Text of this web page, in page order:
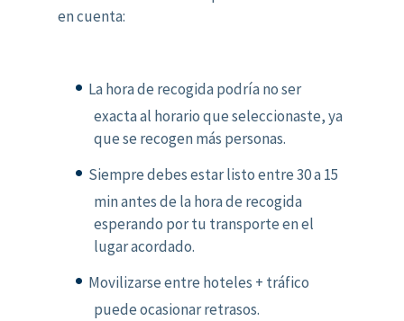
en cuenta:
La hora de recogida podría no ser
exacta al horario que seleccionaste, ya
que se recogen más personas.
Siempre debes estar listo entre 30 a 15
min antes de la hora de recogida
esperando por tu transporte en el
lugar acordado.
Movilizarse entre hoteles + tráfico
puede ocasionar retrasos.